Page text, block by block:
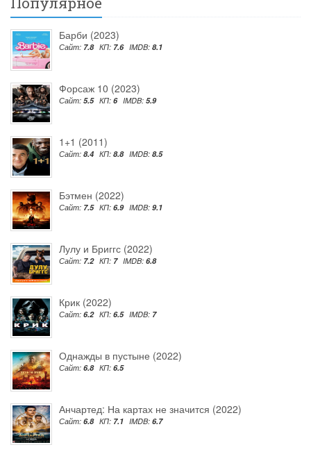
Барби (2023)
Сайт: 7.8 КП: 7.6 IMDB: 8.1
Форсаж 10 (2023)
Сайт: 5.5 КП: 6 IMDB: 5.9
1+1 (2011)
Сайт: 8.4 КП: 8.8 IMDB: 8.5
Бэтмен (2022)
Сайт: 7.5 КП: 6.9 IMDB: 9.1
Лулу и Бриггс (2022)
Сайт: 7.2 КП: 7 IMDB: 6.8
Крик (2022)
Сайт: 6.2 КП: 6.5 IMDB: 7
Однажды в пустыне (2022)
Сайт: 6.8 КП: 6.5
Анчартед: На картах не значится (2022)
Сайт: 6.8 КП: 7.1 IMDB: 6.7